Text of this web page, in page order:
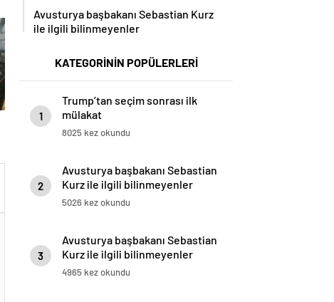
Avusturya başbakanı Sebastian Kurz
ile ilgili bilinmeyenler
KATEGORİNİN POPÜLERLERİ
1
Trump’tan seçim sonrası ilk
mülakat
8025 kez okundu
2
Avusturya başbakanı Sebastian
Kurz ile ilgili bilinmeyenler
5026 kez okundu
3
Avusturya başbakanı Sebastian
Kurz ile ilgili bilinmeyenler
4965 kez okundu